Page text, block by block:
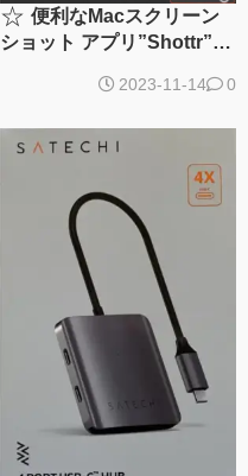
☆ 便利なMacスクリーン
ショット アプリ”Shottr”の
2023-11-14 0